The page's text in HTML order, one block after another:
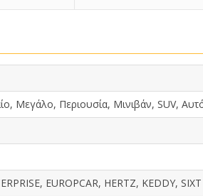
Μεγάλο, Περιουσία, Μινιβάν, SUV,
EUROPCAR, HERTZ, KEDDY, SIXT